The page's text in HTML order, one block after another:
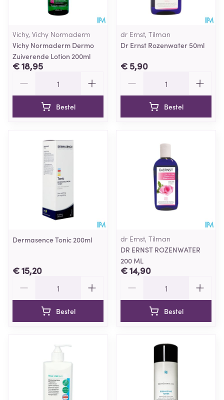
Vichy, Vichy Normaderm
Vichy Normaderm Dermo
Zuiverende Lotion 200ml
€ 18,95
Bestel
dr Ernst, Tilman
Dr Ernst Rozenwater 50ml
€ 5,90
Bestel
Dermasence Tonic 200ml
€ 15,20
Bestel
dr Ernst, Tilman
DR ERNST ROZENWATER
200 ML
€ 14,90
Bestel